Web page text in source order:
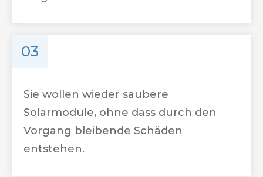
03
Sie wollen wieder saubere
Solarmodule, ohne dass durch den
Vorgang bleibende Schäden
entstehen.